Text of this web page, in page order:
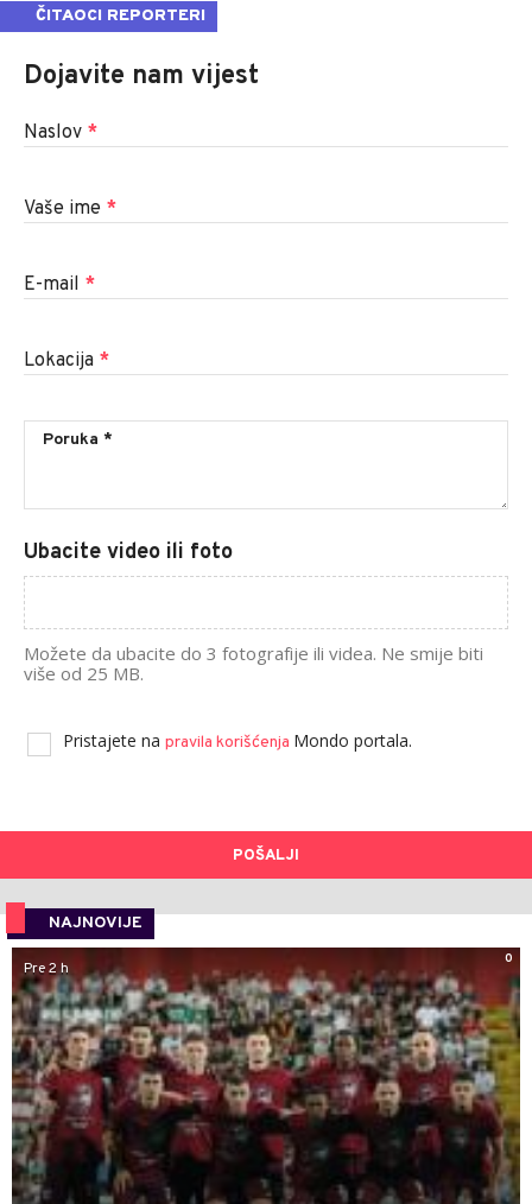
ČITAOCI REPORTERI
Dojavite nam vijest
Naslov *
Vaše ime *
E-mail *
Lokacija *
Ubacite video ili foto
Možete da ubacite do 3 fotografije ili videa. Ne smije biti
više od 25 MB.
Pristajete na pravila korišćenja Mondo portala.
POŠALJI
NAJNOVIJE
0
Pre 2 h